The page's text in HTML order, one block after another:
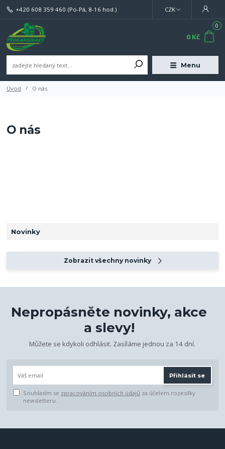
Menu
CZK
+420 608 359 460 (Po-Pá, 8-16 hod.)
0
0 Kč
Úvod O nás
Novinky
Zobrazit všechny novinky
O nás
Nepropásněte novinky, akce
a slevy!
Můžete se kdykoli odhlásit. Zasíláme jednou za 14 dní.
Přihlásit se
Souhlasím se zpracováním osobních údajů za účelem rozesílky
newsletteru.